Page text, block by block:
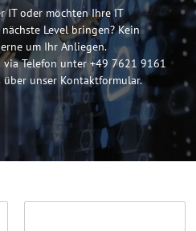
IT oder möchten IhreIT
Levelbringen? Kein
um Ihr Anliegen.
viaTelefon unter +49 7621 9161
unser Kontaktformular.